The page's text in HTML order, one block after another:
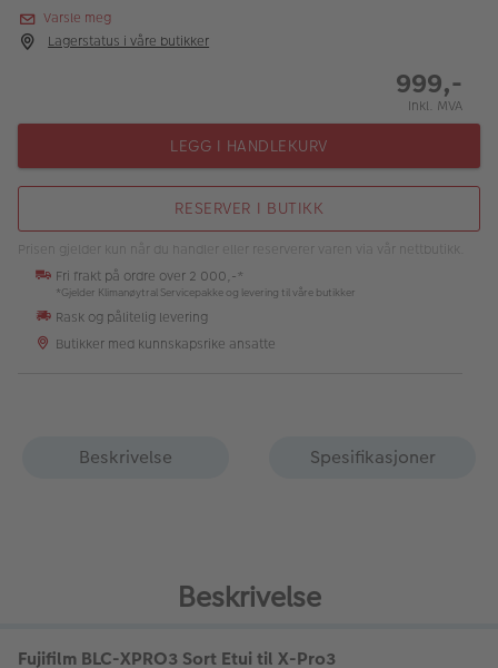
Lagersalg
Inspirasjon
Butikkoversikt
Varsle meg
Lagerstatus i våre butikker
999,-
Inkl. MVA
LEGG I HANDLEKURV
RESERVER I BUTIKK
Prisen gjelder kun når du handler eller reserverer varen via vår nettbutikk.
Fri frakt på ordre over 2 000,-*
*Gjelder Klimanøytral Servicepakke og levering til våre butikker
Rask og pålitelig levering
Butikker med kunnskapsrike ansatte
Beskrivelse Spesifikasjoner
Beskrivelse
Fujifilm BLC-XPRO3 Sort Etui til X-Pro3